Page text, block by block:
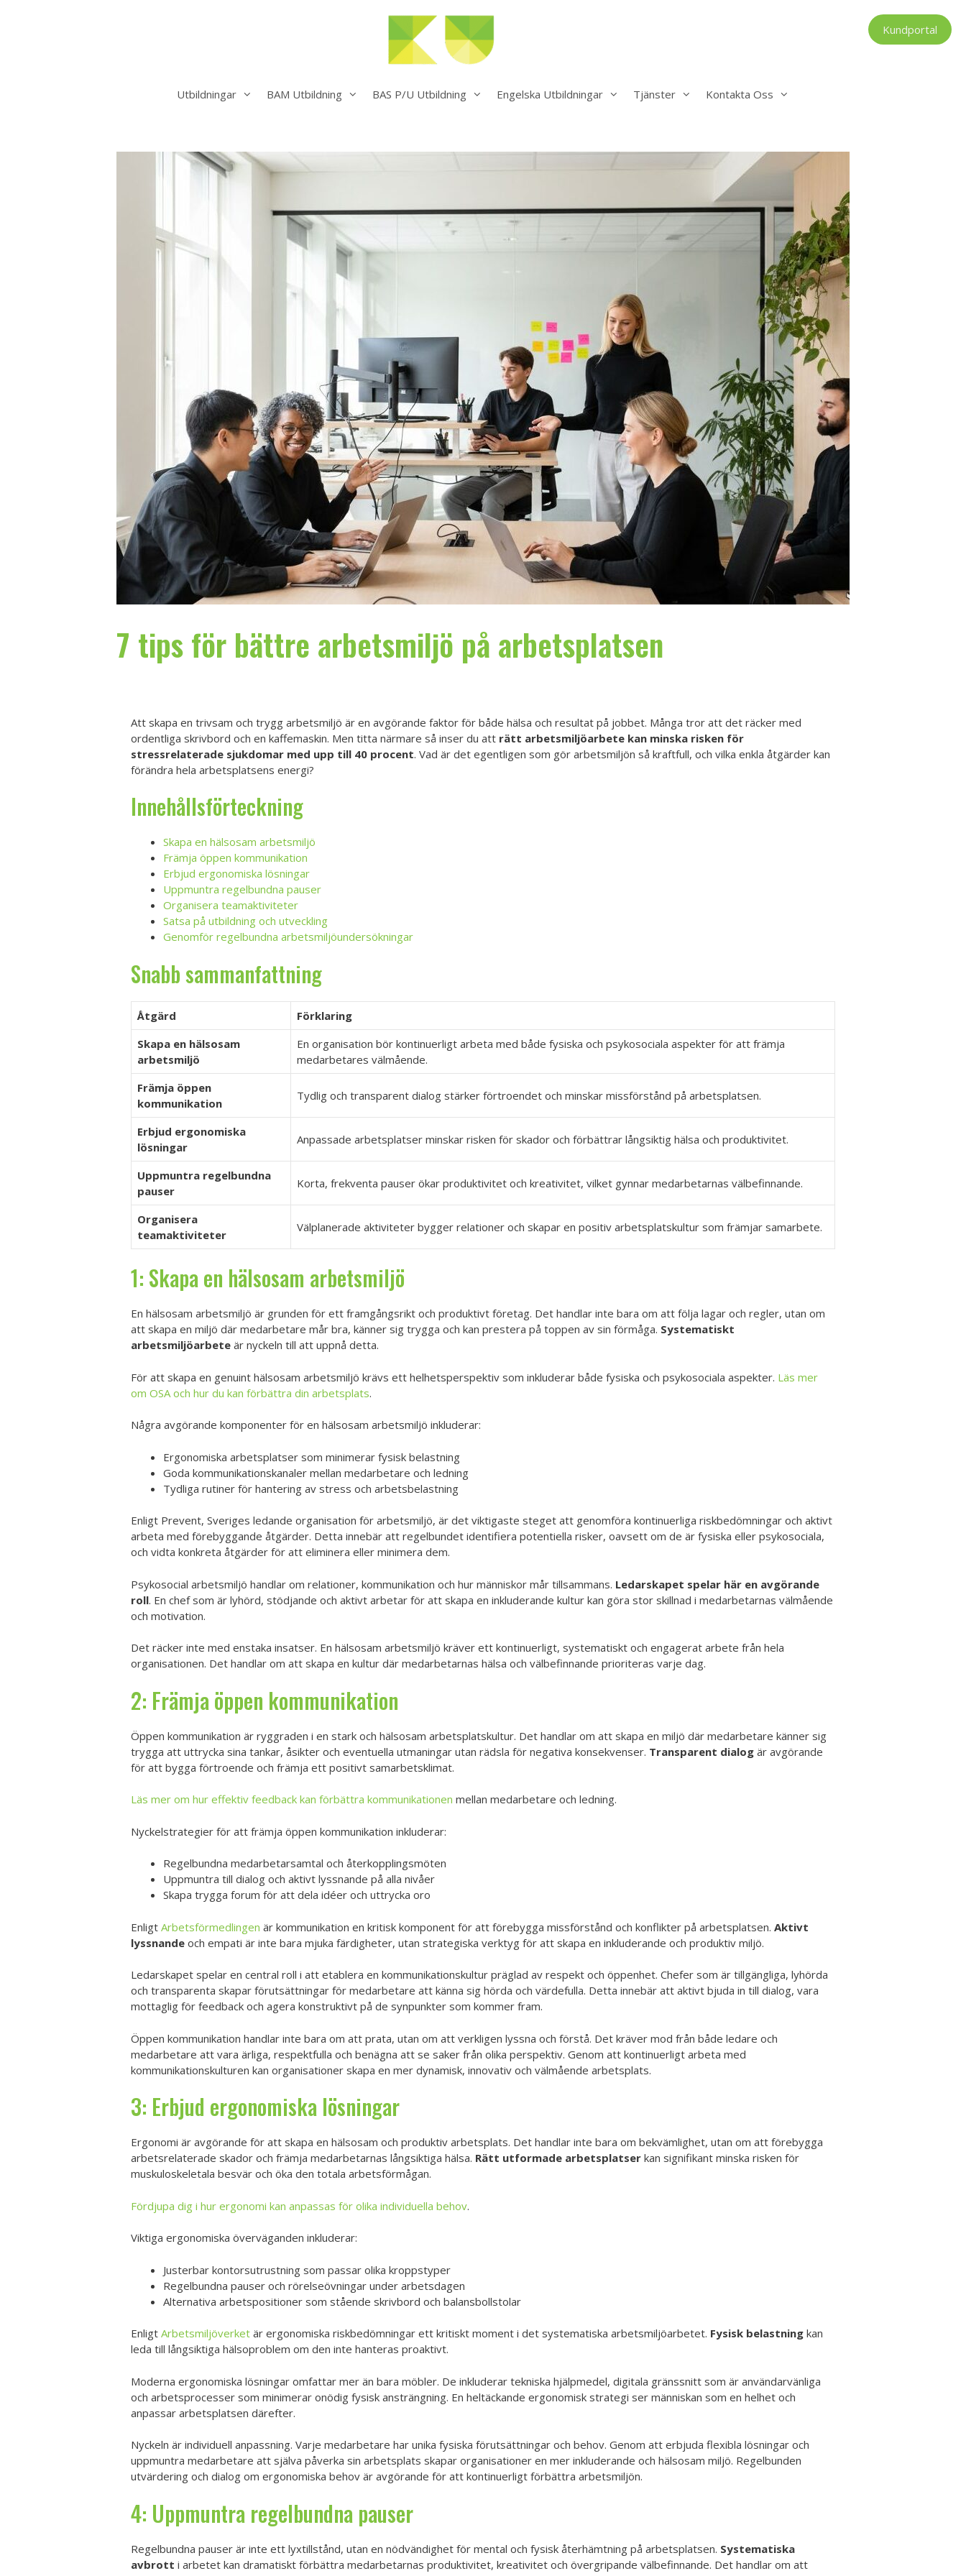
Kundportal
Utbildningar BAM Utbildning BAS P/U Utbildning Engelska Utbildningar Tjänster Kontakta Oss
7 tips för bättre arbetsmiljö på arbetsplatsen
Att skapa en trivsam och trygg arbetsmiljö är en avgörande faktor för både hälsa och resultat på jobbet. Många tror att det räcker med
ordentliga skrivbord och en kaffemaskin. Men titta närmare så inser du att rätt arbetsmiljöarbete kan minska risken för
stressrelaterade sjukdomar med upp till 40 procent. Vad är det egentligen som gör arbetsmiljön så kraftfull, och vilka enkla åtgärder kan
förändra hela arbetsplatsens energi?
Innehållsförteckning
Skapa en hälsosam arbetsmiljö
Främja öppen kommunikation
Erbjud ergonomiska lösningar
Uppmuntra regelbundna pauser
Organisera teamaktiviteter
Satsa på utbildning och utveckling
Genomför regelbundna arbetsmiljöundersökningar
Snabb sammanfattning
Åtgärd
Förklaring
Skapa en hälsosam
arbetsmiljö
En organisation bör kontinuerligt arbeta med både fysiska och psykosociala aspekter för att främja
medarbetares välmående.
Främja öppen
kommunikation
Tydlig och transparent dialog stärker förtroendet och minskar missförstånd på arbetsplatsen.
Erbjud ergonomiska
lösningar
Anpassade arbetsplatser minskar risken för skador och förbättrar långsiktig hälsa och produktivitet.
Uppmuntra regelbundna
pauser
Korta, frekventa pauser ökar produktivitet och kreativitet, vilket gynnar medarbetarnas välbefinnande.
Organisera
teamaktiviteter
Välplanerade aktiviteter bygger relationer och skapar en positiv arbetsplatskultur som främjar samarbete.
1: Skapa en hälsosam arbetsmiljö
En hälsosam arbetsmiljö är grunden för ett framgångsrikt och produktivt företag. Det handlar inte bara om att följa lagar och regler, utan om
att skapa en miljö där medarbetare mår bra, känner sig trygga och kan prestera på toppen av sin förmåga. Systematiskt
arbetsmiljöarbete är nyckeln till att uppnå detta.
För att skapa en genuint hälsosam arbetsmiljö krävs ett helhetsperspektiv som inkluderar både fysiska och psykosociala aspekter. Läs mer
om OSA och hur du kan förbättra din arbetsplats.
Några avgörande komponenter för en hälsosam arbetsmiljö inkluderar:
Ergonomiska arbetsplatser som minimerar fysisk belastning
Goda kommunikationskanaler mellan medarbetare och ledning
Tydliga rutiner för hantering av stress och arbetsbelastning
Enligt Prevent, Sveriges ledande organisation för arbetsmiljö, är det viktigaste steget att genomföra kontinuerliga riskbedömningar och aktivt
arbeta med förebyggande åtgärder. Detta innebär att regelbundet identifiera potentiella risker, oavsett om de är fysiska eller psykosociala,
och vidta konkreta åtgärder för att eliminera eller minimera dem.
Psykosocial arbetsmiljö handlar om relationer, kommunikation och hur människor mår tillsammans. Ledarskapet spelar här en avgörande
roll. En chef som är lyhörd, stödjande och aktivt arbetar för att skapa en inkluderande kultur kan göra stor skillnad i medarbetarnas välmående
och motivation.
Det räcker inte med enstaka insatser. En hälsosam arbetsmiljö kräver ett kontinuerligt, systematiskt och engagerat arbete från hela
organisationen. Det handlar om att skapa en kultur där medarbetarnas hälsa och välbefinnande prioriteras varje dag.
2: Främja öppen kommunikation
Öppen kommunikation är ryggraden i en stark och hälsosam arbetsplatskultur. Det handlar om att skapa en miljö där medarbetare känner sig
trygga att uttrycka sina tankar, åsikter och eventuella utmaningar utan rädsla för negativa konsekvenser. Transparent dialog är avgörande
för att bygga förtroende och främja ett positivt samarbetsklimat.
Läs mer om hur effektiv feedback kan förbättra kommunikationen mellan medarbetare och ledning.
Nyckelstrategier för att främja öppen kommunikation inkluderar:
Regelbundna medarbetarsamtal och återkopplingsmöten
Uppmuntra till dialog och aktivt lyssnande på alla nivåer
Skapa trygga forum för att dela idéer och uttrycka oro
Enligt Arbetsförmedlingen är kommunikation en kritisk komponent för att förebygga missförstånd och konflikter på arbetsplatsen. Aktivt
lyssnande och empati är inte bara mjuka färdigheter, utan strategiska verktyg för att skapa en inkluderande och produktiv miljö.
Ledarskapet spelar en central roll i att etablera en kommunikationskultur präglad av respekt och öppenhet. Chefer som är tillgängliga, lyhörda
och transparenta skapar förutsättningar för medarbetare att känna sig hörda och värdefulla. Detta innebär att aktivt bjuda in till dialog, vara
mottaglig för feedback och agera konstruktivt på de synpunkter som kommer fram.
Öppen kommunikation handlar inte bara om att prata, utan om att verkligen lyssna och förstå. Det kräver mod från både ledare och
medarbetare att vara ärliga, respektfulla och benägna att se saker från olika perspektiv. Genom att kontinuerligt arbeta med
kommunikationskulturen kan organisationer skapa en mer dynamisk, innovativ och välmående arbetsplats.
3: Erbjud ergonomiska lösningar
Ergonomi är avgörande för att skapa en hälsosam och produktiv arbetsplats. Det handlar inte bara om bekvämlighet, utan om att förebygga
arbetsrelaterade skador och främja medarbetarnas långsiktiga hälsa. Rätt utformade arbetsplatser kan signifikant minska risken för
muskuloskeletala besvär och öka den totala arbetsförmågan.
Fördjupa dig i hur ergonomi kan anpassas för olika individuella behov.
Viktiga ergonomiska överväganden inkluderar:
Justerbar kontorsutrustning som passar olika kroppstyper
Regelbundna pauser och rörelseövningar under arbetsdagen
Alternativa arbetspositioner som stående skrivbord och balansbollstolar
Enligt Arbetsmiljöverket är ergonomiska riskbedömningar ett kritiskt moment i det systematiska arbetsmiljöarbetet. Fysisk belastning kan
leda till långsiktiga hälsoproblem om den inte hanteras proaktivt.
Moderna ergonomiska lösningar omfattar mer än bara möbler. De inkluderar tekniska hjälpmedel, digitala gränssnitt som är användarvänliga
och arbetsprocesser som minimerar onödig fysisk ansträngning. En heltäckande ergonomisk strategi ser människan som en helhet och
anpassar arbetsplatsen därefter.
Nyckeln är individuell anpassning. Varje medarbetare har unika fysiska förutsättningar och behov. Genom att erbjuda flexibla lösningar och
uppmuntra medarbetare att själva påverka sin arbetsplats skapar organisationer en mer inkluderande och hälsosam miljö. Regelbunden
utvärdering och dialog om ergonomiska behov är avgörande för att kontinuerligt förbättra arbetsmiljön.
4: Uppmuntra regelbundna pauser
Regelbundna pauser är inte ett lyxtillstånd, utan en nödvändighet för mental och fysisk återhämtning på arbetsplatsen. Systematiska
avbrott i arbetet kan dramatiskt förbättra medarbetarnas produktivitet, kreativitet och övergripande välbefinnande. Det handlar om att